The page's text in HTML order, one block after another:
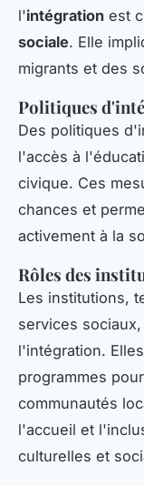
l'intégration est
sociale. Elle
migrants et des
Politiques
Des politiques
l'accès à
civique. Ces
chances et
activement à la
Rôles des
Les institutions,
services
l'intégration.
programmes
communautés
l'accueil et
culturelles et